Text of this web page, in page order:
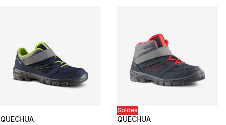
QUECHUA
Soldes
QUECHUA